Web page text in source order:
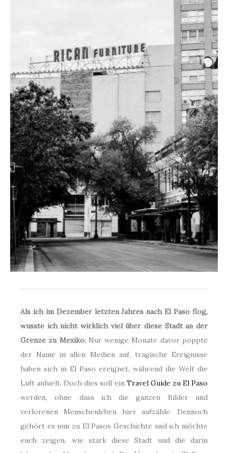
Als ich im Dezember letzten Jahres nach El Paso flog,
wusste ich nicht wirklich viel über diese Stadt an der
Grenze zu Mexiko.Nur wenige Monate davor poppte
der Name in allen Medien auf, tragische Ereignisse
haben sich in El Paso ereignet, während die Welt die
Luft anhielt. Doch dies soll ein Travel Guide zu El Paso
werden, ohne dass ich die ganzen Bilder und
verlorenen Menschenleben hier aufzähle. Dennoch
gehört es nun zu El Pasos Geschichte und ich möchte
euch zeigen, wie stark diese Stadt und die darin